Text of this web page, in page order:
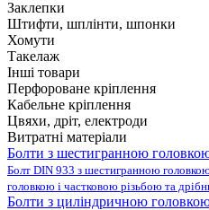
Заклепки
Штифти, шплінти, шпонки
Хомути
Такелаж
Інші товари
Перфороване кріплення
Кабельне кріплення
Цвяхи, дріт, електроди
Витратні матеріали
Болти з шестигранною
Болт DIN 933 з шестигранною
головкою і частковою різьбою та
Болти з циліндричною